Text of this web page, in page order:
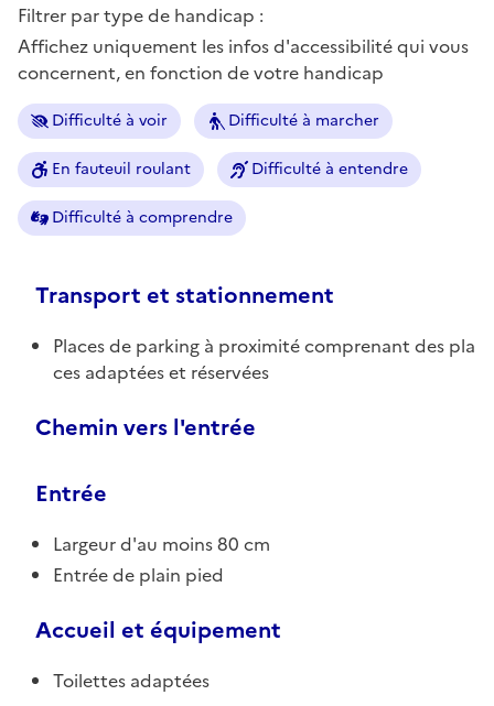
Filtrer par type de handicap :
Affichez uniquement les infos d'accessibilité qui vous
concernent, en fonction de votre handicap
Difficulté à voir Difficulté à marcher
En fauteuil roulant Difficulté à entendre
Difficulté à comprendre
Transport et stationnement
Places de parking à proximité comprenant des pla
ces adaptées et réservées
Chemin vers l'entrée
Entrée
Largeur d'au moins 80 cm
Entrée de plain pied
Accueil et équipement
Toilettes adaptées